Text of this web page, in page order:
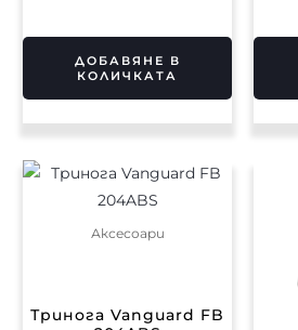
ДОБАВЯНЕ В
КОЛИЧКАТА
Аксесоари
Тринога Vanguard FB